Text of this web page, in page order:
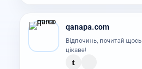
qanapa.com
Відпочинь, почитай щось
цікаве!
t